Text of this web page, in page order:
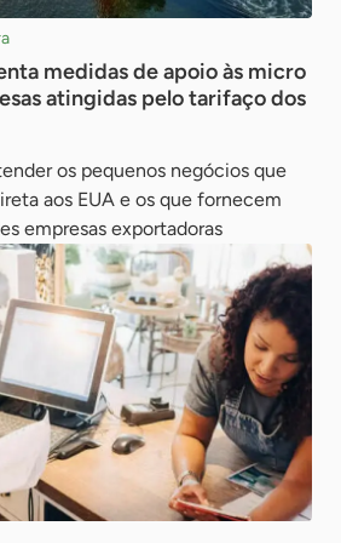
medidas de apoio às micro
atingidas pelo tarifaço dos
os pequenos negócios que
aos EUA e os que fornecem
empresas exportadoras